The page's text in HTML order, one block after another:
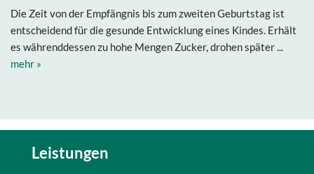
Die Zeit von der Empfängnis bis zum zweiten Geburtstag ist
entscheidend für die gesunde Entwicklung eines Kindes. Erhält
es währenddessen zu hohe Mengen Zucker, drohen später ...
mehr »
Leistungen